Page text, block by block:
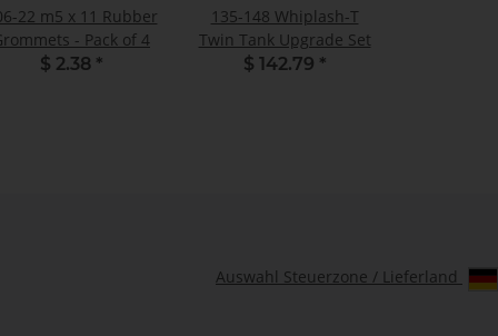
22 m5 x 11 Rubber
- Pack of 4
$ 2.38 *
135-148 Whiplash-T
Twin Tank Upgrade Set
$ 142.79 *
Auswahl Steuerzone / Lieferland